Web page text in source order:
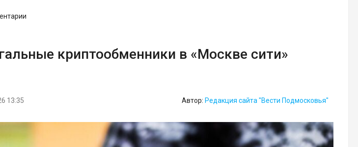
криптообменники в «Москве сити»
13:35 Автор: Редакция сайта "Вести Подмосковья"